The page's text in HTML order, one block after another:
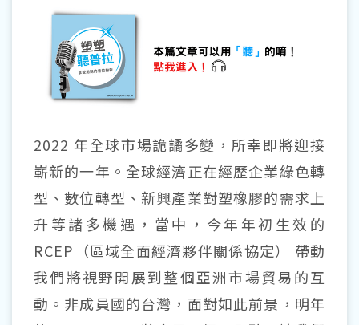
2022 年全球市場詭譎多變，所幸即將迎接
嶄新的一年。全球經濟正在經歷企業綠色轉
型、數位轉型、新興產業對塑橡膠的需求上
升等諸多機遇，當中，今年年初生效的
RCEP（區域全面經濟夥伴關係協定） 帶動
我們將視野開展到整個亞洲市場貿易的互
動。非成員國的台灣，面對如此前景，明年